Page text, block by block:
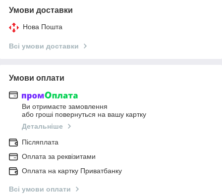
Умови доставки
Нова Пошта
Всі умови доставки
Умови оплати
Ви отримаєте замовлення
або гроші повернуться на вашу картку
Детальніше
Післяплата
Оплата за реквізитами
Оплата на картку Приватбанку
Всі умови оплати